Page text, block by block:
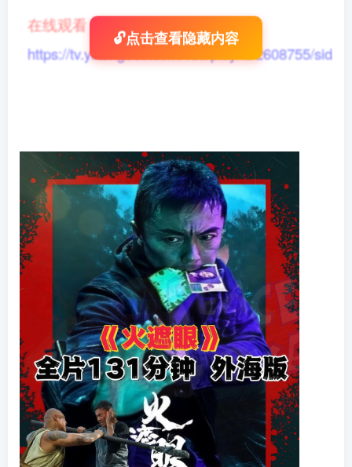
在线观看：
https://tv.yikong666.com/vod/play/id/2608755/sid/
🔓点击查看隐藏内容